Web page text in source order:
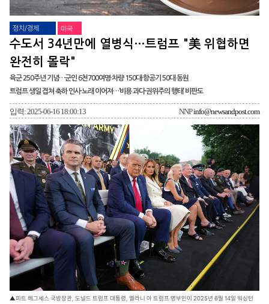
정치/경제 미국
수도서 34년만에 열병식…트럼프 "美 위협하면
완전히 몰락"
육군 250주년 기념…군인 6천700여명·차량 150대·항공기 50대 동원
트럼프 생일 겹쳐 축하 인사·노래 이어져…‘비용 과다·권위주의 행태’ 비판도
입력: 2025-06-16 18:00:13 NNPinfo@newsandpost.com
▲피트 헤그세스 국방장관, 도널드 트럼프 대통령, 멜라니 아 트럼프 영부인이 2025년 6월 14일 워싱턴